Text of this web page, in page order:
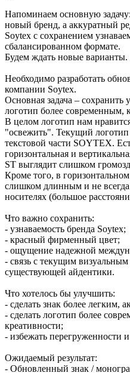
Напоминаем основную
новый бренд, а аккуратный
Soytex с сохранением
сбалансированном формате.
Будем ждать новые
Необходимо разработать
компании Soytex.
Основная задача – сохранить
логотип более
В целом логотип нам
"освежить". Текущий логотип
текстовой части SOYTEX.
горизонтальная и
ST выглядит слишком
Кроме того, в
слишком длинным и не всегда
носителях (большое
Что важно сохранить:
- узнаваемость бренда Soytex;
- красный фирменный цвет;
- ощущение надежной
- связь с текущим визуальным
существующей айдентики.
Что хотелось бы улучшить:
- сделать знак более легким,
- сделать логотип более
креативности;
- избежать перегруженности
Ожидаемый результат:
- Обновленный знак /